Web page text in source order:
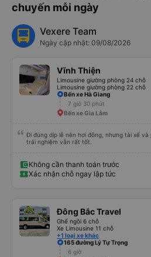
chuyến mỗi ngày
Vexere Team
Ngày cập nhật: 09/08/2026
Vĩnh Thiện
Limousine giường phòng 24 chỗ
Limousine giường phòng 22 chỗ
Bến xe Hà Giang
7 giờ 30 phút
Bến xe Gia Lâm
Đi đúng dịp lễ nên hơi đông, nhưng tài xế
trải nghiệm vẫn rất tốt.
Không cần thanh toán trước
Xác nhận chỗ ngay lập tức
Đông Bắc Travel
Ghế ngồi 6 chỗ
Xe Limousine 11 chỗ
+1 loại xe khác
165 đường Lý Tự Trọng
6 giờ